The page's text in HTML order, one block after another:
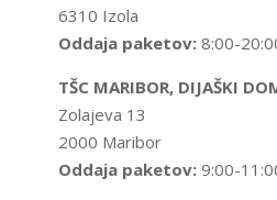
6310 Izola
Oddaja paketov: 8:00-
TŠC MARIBOR, DIJAŠKI
Zolajeva 13
2000 Maribor
Oddaja paketov: 9:00-